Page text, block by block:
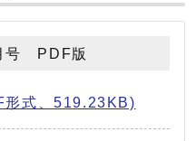
号 PDF版
式、519.23KB)